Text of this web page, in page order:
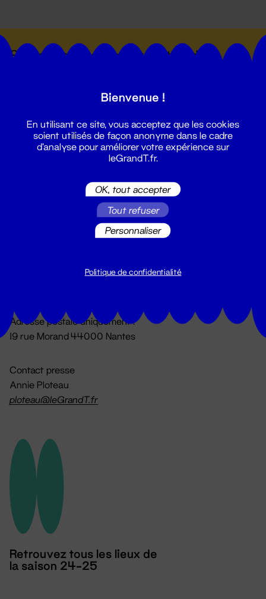
Suivez toutes les actualités du
Du lundi au vendredi 14h → 18h
Adresse postale uniquement :
19 rue Morand 44000 Nantes
Contact presse
Annie Ploteau
ploteau@leGrandT.fr
Retrouvez tous les lieux de
la saison 24-25
Bienvenue !
En utilisant ce site, vous acceptez que les cookies
soient utilisés de façon anonyme dans le cadre
d'analyse pour améliorer votre expérience sur
leGrandT.fr.
OK, tout accepter
Tout refuser
Personnaliser
Politique de confidentialité